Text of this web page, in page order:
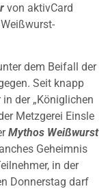
von aktivCard
dem Beifall der
Seit knapp
der „Königlichen
Metzgerei Einsle
Mythos Weißwurst
Geheimnis
in der
Donnerstag darf